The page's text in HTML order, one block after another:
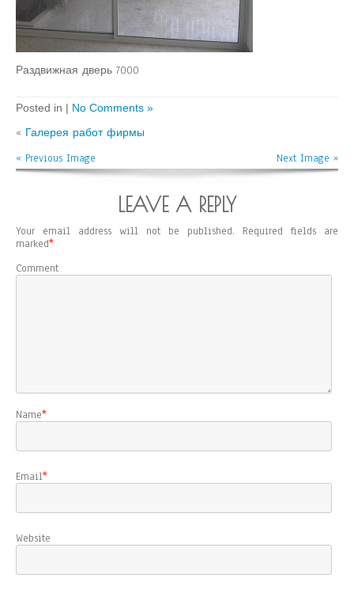
Раздвижная дверь 7000
Posted in | No Comments »
« Галерея работ фирмы
« Previous Image
Next Image »
LEAVE A REPLY
Your email address will not be published. Required fields are
marked*
Comment
Name*
Email*
Website